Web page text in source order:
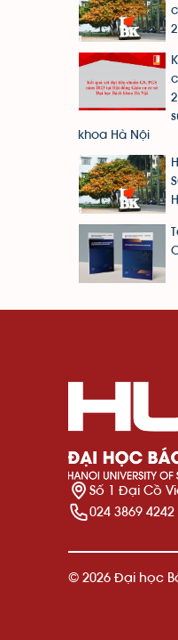
khoa Hà Nội
Số 1 Đại Cồ
024 3869 4242
© 2026 Đại học